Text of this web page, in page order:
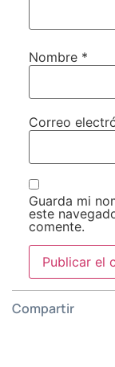
Nombre *
Correo
Guarda mi
este
comente.
Compartir